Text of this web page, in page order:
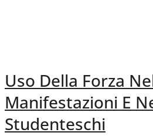
Uso Della Forza
Manifestazioni E
Studenteschi